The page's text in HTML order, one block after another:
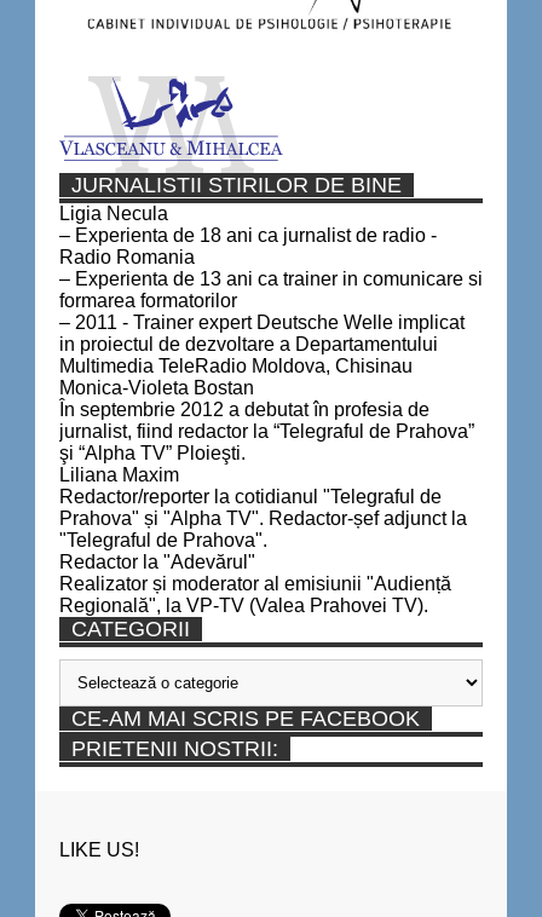
JURNALISTII STIRILOR DE BINE
Ligia Necula
– Experienta de 18 ani ca jurnalist de radio -
Radio Romania
– Experienta de 13 ani ca trainer in comunicare si
formarea formatorilor
– 2011 - Trainer expert Deutsche Welle implicat
in proiectul de dezvoltare a Departamentului
Multimedia TeleRadio Moldova, Chisinau
Monica-Violeta Bostan
În septembrie 2012 a debutat în profesia de
jurnalist, fiind redactor la “Telegraful de Prahova”
şi “Alpha TV” Ploieşti.
Liliana Maxim
Redactor/reporter la cotidianul "Telegraful de
Prahova" și "Alpha TV". Redactor-șef adjunct la
"Telegraful de Prahova".
Redactor la "Adevărul"
Realizator și moderator al emisiunii "Audiență
Regională", la VP-TV (Valea Prahovei TV).
CATEGORII
Categorii
CE-AM MAI SCRIS PE FACEBOOK
PRIETENII NOSTRII:
LIKE US!